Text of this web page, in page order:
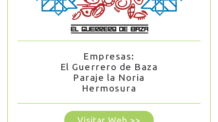
Empresas:
El Guerrero de Baza
Paraje la Noria
Hermosura